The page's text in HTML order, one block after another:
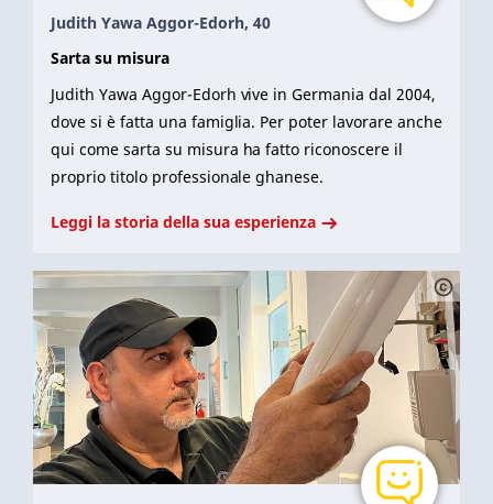
Judith Yawa Aggor-Edorh, 40
Sarta su misura
Judith Yawa Aggor-Edorh vive in Germania dal 2004,
dove si è fatta una famiglia. Per poter lavorare anche
qui come sarta su misura ha fatto riconoscere il
proprio titolo professionale ghanese.
Leggi la storia della sua esperienza